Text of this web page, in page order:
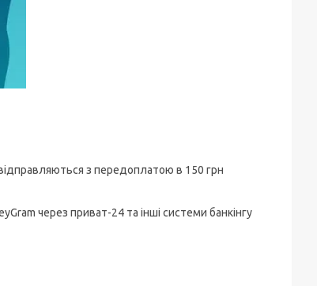
з передоплатою в 150 грн
через приват-24 та інші системи банкінгу